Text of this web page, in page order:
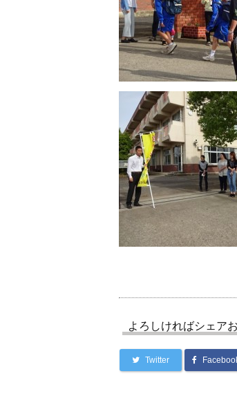
よろしければシェア
Twitter